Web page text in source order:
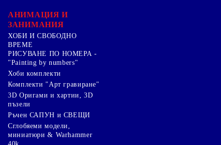
АНИМАЦИЯ И
ЗАНИМАНИЯ
ХОБИ И СВОБОДНО
ВРЕМЕ
РИСУВАНЕ ПО НОМЕРА -
"Painting by numbers"
Хоби комплекти
Комплекти "Арт гравиране"
3D Оригами и хартии, 3D
пъзели
Ръчен САПУН и СВЕЩИ
Сглобяеми модели,
миниатюри & Warhammer